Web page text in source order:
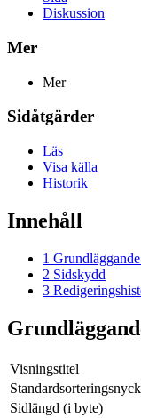
Diskussion
Mer
Mer
Sidåtgärder
Läs
Visa källa
Historik
Innehåll
1
2 Sidskydd
3
Visningstitel
Sidlängd (i byte)